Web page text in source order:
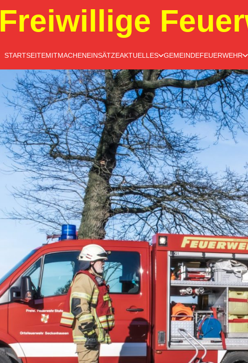
Freiwillige
STARTSEITEMITMACHENEINSÄTZEAKTUELLES GEMEINDEFEUERWEHR